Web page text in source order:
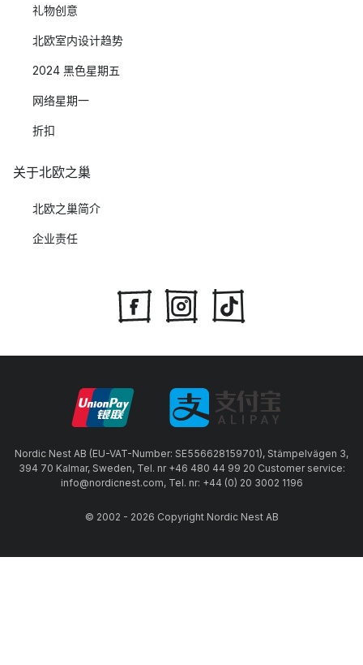
礼物创意
北欧室内设计趋势
2024 黑色星期五
网络星期一
折扣
关于北欧之巢
北欧之巢简介
企业责任
Nordic Nest AB (EU-VAT-Number: SE556628159701), Stämpelvägen 3,
394 70 Kalmar, Sweden, Tel. nr +46 480 44 99 20 Customer service:
info@nordicnest.com, Tel. nr: +44 (0) 20 3002 1196
© 2002 - 2026 Copyright Nordic Nest AB